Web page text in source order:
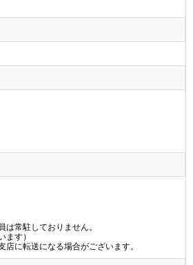
常駐しておりません。
ます）
店に転送になる場合がございます。